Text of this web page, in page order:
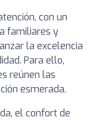
con un
familiares y
la excelencia
Para ello,
reúnen las
esmerada.
el confort de